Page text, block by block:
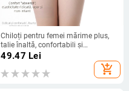
Chiloți pentru femei mărime plus,
talie înaltă, confortabili și
antibacterieni, acoperire completă,
din nylon prietenos cu pielea,
căptușeală din mătase de dud
49.47 Lei
add_shopping_cart